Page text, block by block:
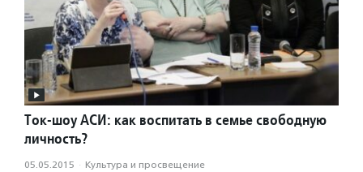
Ток-шоу АСИ: как воспитать в семье свободную
личность?
05.05.2015 · Культура и просвещение